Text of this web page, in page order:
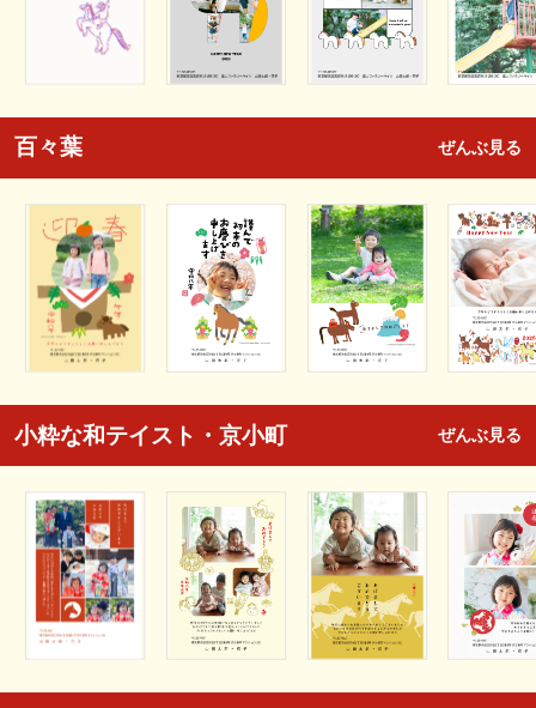
百々葉 ぜんぶ見る
小粋な和テイスト・京小町 ぜんぶ見る